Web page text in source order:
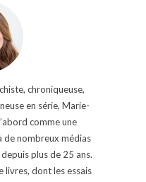
chroniqueuse,
en série, Marie-
comme une
de nombreux médias
plus de 25 ans.
livres, dont les essais